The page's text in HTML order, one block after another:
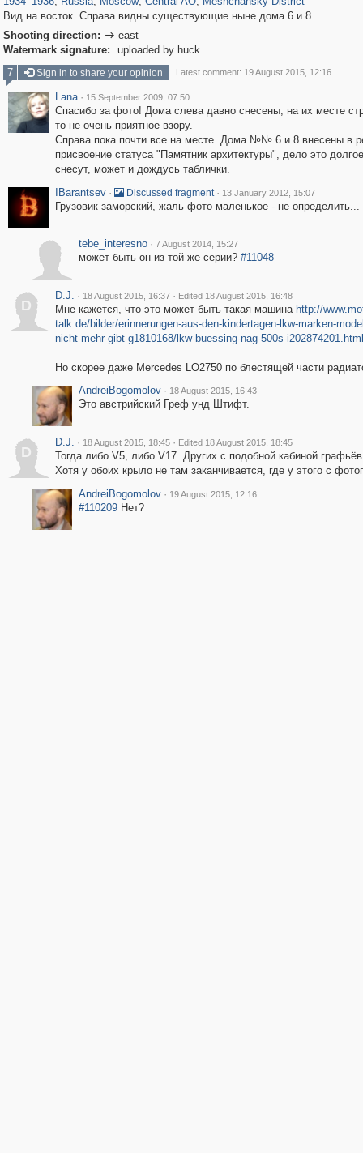
Вид на восток. Справа видны существующие ныне дома 6 и 8.
Shooting direction:  east
Watermark signature:
uploaded by huck
7
Sign in to share your opinion Latest comment: 19 August 2015, 12:16
Lana · 15 September 2009, 07:50
Cпасибо за фото! Дома слева давно снесены, на их месте
то не очень приятное взору.
Справа пока почти все на месте. Дома №№ 6 и 8 внесены в
присвоение статуса "Памятник архитектуры", дело это
снесут, может и дождусь таблички.
IBarantsev · Discussed fragment · 13 January 2012, 15:07
Грузовик заморский, жаль фото маленькое - не определить...
tebe_interesno · 7 August 2014, 15:27
может быть он из той же серии? #11048
D
D.J. · 18 August 2015, 16:37 · Edited 18 August 2015, 16:48
Мне кажется, что это может быть такая машина http://
talk.de/bilder/erinnerungen-aus-den-kindertagen-lkw-marken-
nicht-mehr-gibt-g1810168/lkw-buessing-nag-500s-i202874201.html
Но скорее даже Mercedes LO2750 по блестящей части
AndreiBogomolov · 18 August 2015, 16:43
Это австрийский Греф унд Штифт.
D
D.J. · 18 August 2015, 18:45 · Edited 18 August 2015, 18:45
Тогда либо V5, либо V17. Других с подобной кабиной
Хотя у обоих крыло не там заканчивается, где у этого с
AndreiBogomolov · 19 August 2015, 12:16
#110209Нет?